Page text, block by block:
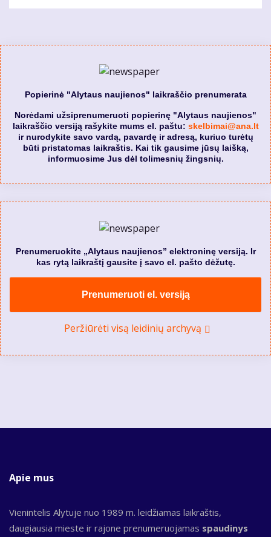
Popierinė "Alytaus naujienos" laikraščio prenumerata
Norėdami užsiprenumeruoti popierinę "Alytaus naujienos"
laikraščio versiją rašykite mums el. paštu: skelbimai@ana.lt
ir nurodykite savo vardą, pavardę ir adresą, kuriuo turėtų
būti pristatomas laikraštis. Kai tik gausime jūsų laišką,
informuosime Jus dėl tolimesnių žingsnių.
Prenumeruokite „Alytaus naujienos” elektroninę versiją. Ir
kas rytą laikraštį gausite į savo el. pašto dėžutę.
Prenumeruoti el. versiją
Peržiūrėti visą leidinių archyvą
Apie mus
Vienintelis Alytuje nuo 1989 m. leidžiamas laikraštis,
daugiausia mieste ir rajone prenumeruojamas spaudinys